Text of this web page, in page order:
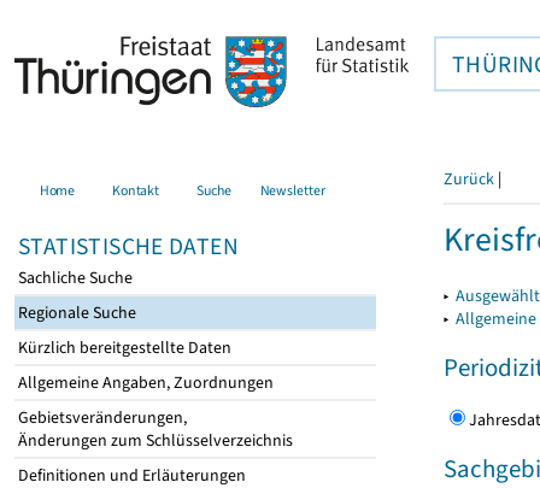
Home Kontakt Suche Newsletter
STATISTISCHE DATEN
Sachliche Suche
Regionale Suche
Kürzlich bereitgestellte Daten
Allgemeine Angaben, Zuordnungen
Gebietsveränderungen,
Änderungen zum Schlüsselverzeichnis
Definitionen und Erläuterungen
Zurück |
▸
▸